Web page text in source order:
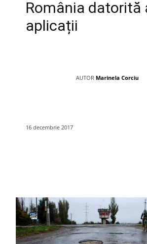
România datorită
aplicații
AUTOR Marinela Corciu
16 decembrie 2017